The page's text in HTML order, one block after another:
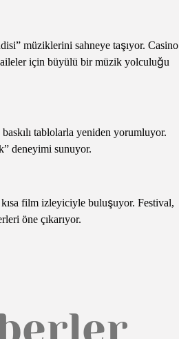
müziklerini sahneye taşıyor. Casino
aileler için büyülü bir müzik yolculuğu
tablolarla yeniden yorumluyor.
deneyimi sunuyor.
film izleyiciyle buluşuyor. Festival,
öne çıkarıyor.